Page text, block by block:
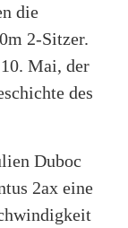
die
2-Sitzer.
Mai, der
des
Duboc
2ax eine